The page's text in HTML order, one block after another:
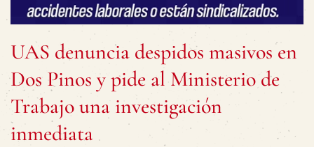
UAS denuncia despidos masivos en
Dos Pinos y pide al Ministerio de
Trabajo una investigación
inmediata